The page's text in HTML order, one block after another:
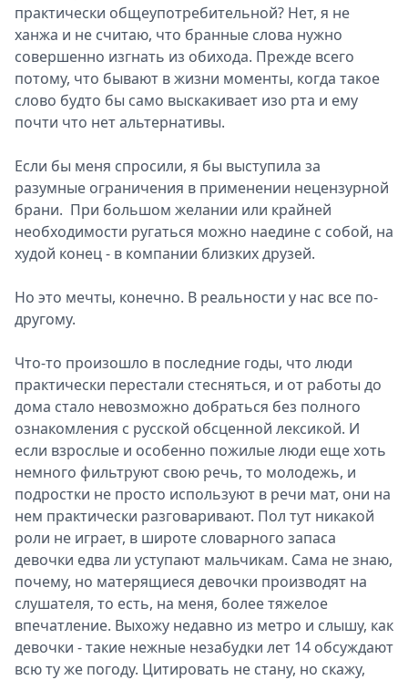
практически общеупотребительной? Нет, я не
ханжа и не считаю, что бранные слова нужно
совершенно изгнать из обихода. Прежде всего
потому, что бывают в жизни моменты, когда такое
слово будто бы само выскакивает изо рта и ему
почти что нет альтернативы.
Если бы меня спросили, я бы выступила за
разумные ограничения в применении нецензурной
брани. При большом желании или крайней
необходимости ругаться можно наедине с собой, на
худой конец - в компании близких друзей.
Но это мечты, конечно. В реальности у нас все по-
другому.
Что-то произошло в последние годы, что люди
практически перестали стесняться, и от работы до
дома стало невозможно добраться без полного
ознакомления с русской обсценной лексикой. И
если взрослые и особенно пожилые люди еще хоть
немного фильтруют свою речь, то молодежь, и
подростки не просто используют в речи мат, они на
нем практически разговаривают. Пол тут никакой
роли не играет, в широте словарного запаса
девочки едва ли уступают мальчикам. Сама не знаю,
почему, но матерящиеся девочки производят на
слушателя, то есть, на меня, более тяжелое
впечатление. Выхожу недавно из метро и слышу, как
девочки - такие нежные незабудки лет 14 обсуждают
всю ту же погоду. Цитировать не стану, но скажу,